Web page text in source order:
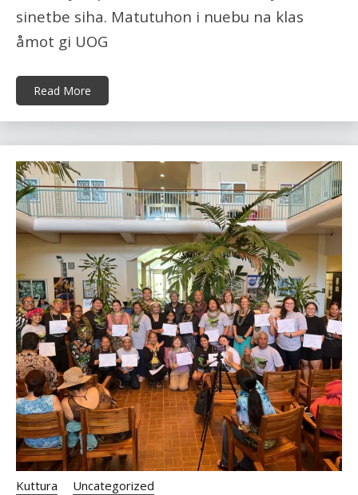
sinetbe siha. Matutuhon i nuebu na klas
åmot gi UOG
Read More
Kuttura Uncategorized